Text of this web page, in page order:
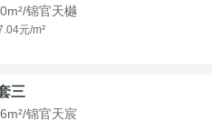
锦官天樾
元/m²
三
锦官天宸